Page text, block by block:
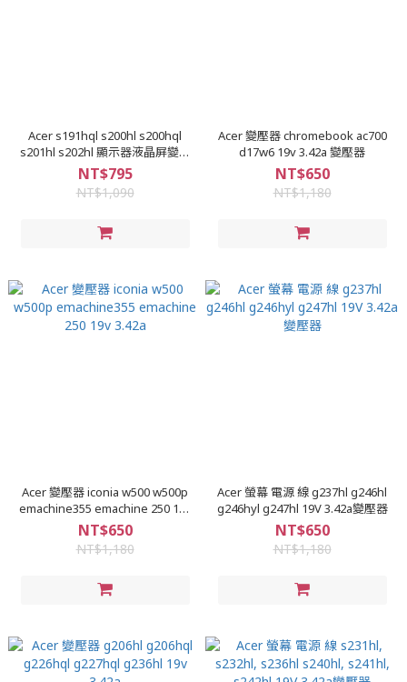
Acer s191hql s200hl s200hql
s201hl s202hl 顯示器液晶屏變壓
器
NT$795
NT$1,090
Acer 變壓器 chromebook ac700
d17w6 19v 3.42a 變壓器
NT$650
NT$1,180
Acer 變壓器 iconia w500 w500p
emachine355 emachine 250 19v
3.42a
NT$650
NT$1,180
Acer 螢幕 電源 線 g237hl g246hl
g246hyl g247hl 19V 3.42a變壓器
NT$650
NT$1,180